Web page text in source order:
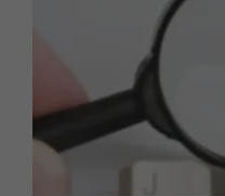
Revise